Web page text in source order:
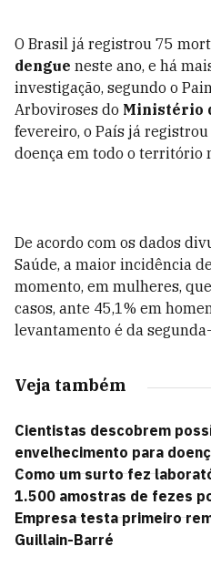
O Brasil já registrou 75
dengue neste ano, e há
investigação, segundo o
Arboviroses do Ministério
fevereiro, o País já
doença em todo o território
De acordo com os dados
Saúde, a maior incidência
momento, em mulheres,
casos, ante 45,1% em
levantamento é da
Veja também
Cientistas descobrem
envelhecimento para
Como um surto fez
1.500 amostras de fezes
Empresa testa primeiro
Guillain-Barré